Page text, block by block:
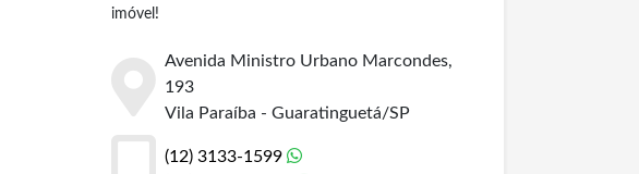
imóvel!
Avenida Ministro Urbano Marcondes,
193
Vila Paraíba - Guaratinguetá/SP
(12) 3133-1599